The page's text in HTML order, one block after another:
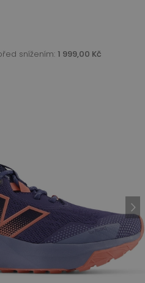
snížením: 1 999,00 Kč